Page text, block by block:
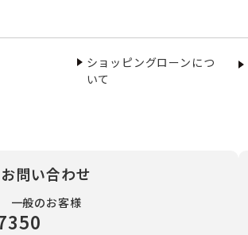
ショッピングローンにつ
いて
お問い合わせ
一般のお客様